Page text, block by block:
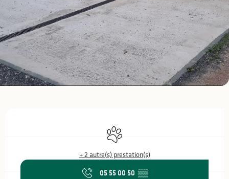
Animaux acceptés
+ 2 autre(s) prestation(s)
05 55 00 50 ▒▒